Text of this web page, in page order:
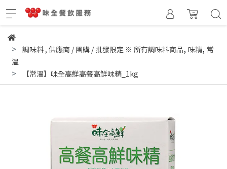
調味料 , 供應商 / 團購 / 批發限定 ※ 所有調味料商品, 味精, 常
溫
【常溫】味全高鮮高餐高鮮味精_1kg